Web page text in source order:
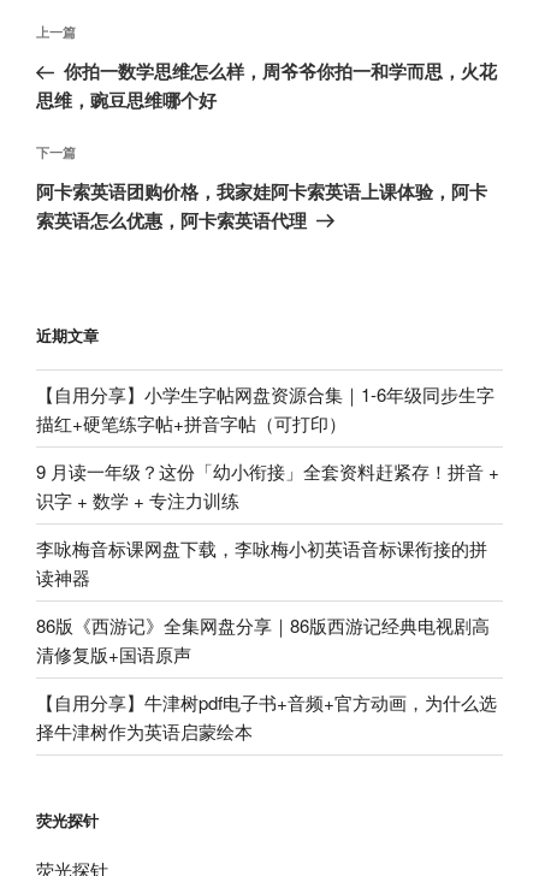
文
导
航
上
一
篇
章
上一篇
你拍一数学思维怎么样，周爷爷你拍一和学而思，火花
思维，豌豆思维哪个好
下
一
篇
下一篇
阿卡索英语团购价格，我家娃阿卡索英语上课体验，阿卡
索英语怎么优惠，阿卡索英语代理
近期文章
【自用分享】小学生字帖网盘资源合集｜1-6年级同步生字
描红+硬笔练字帖+拼音字帖（可打印）
9 月读一年级？这份「幼小衔接」全套资料赶紧存！拼音 +
识字 + 数学 + 专注力训练
李咏梅音标课网盘下载，李咏梅小初英语音标课衔接的拼
读神器
86版《西游记》全集网盘分享｜86版西游记经典电视剧高
清修复版+国语原声
【自用分享】牛津树pdf电子书+音频+官方动画，为什么选
择牛津树作为英语启蒙绘本
荧光探针
荧光探针